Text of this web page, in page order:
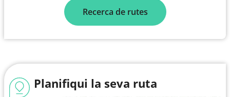
Recerca de rutes
Planifiqui la seva ruta